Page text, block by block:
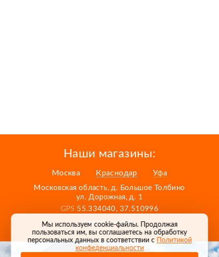
Наши магазины:
Москва Краснодар Уфа
Московская область, д. Большое Толбино
ул. Дорожная, д. 1
GPS 55.334040, 37.510996
Карта проезда
Мы используем cookie-файлы. Продолжая
пользоваться им, вы соглашаетесь на обработку
персональных данных в соответствии сПолитикой
конфеденциальности